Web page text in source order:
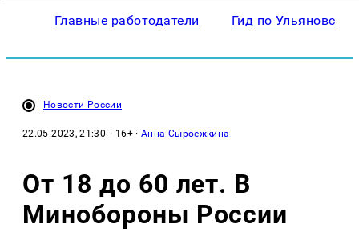
Главные работодатели Гид по Ульяновску
Новости России
22.05.2023, 21:30 · 16+ ·Анна Сыроежкина
От 18 до 60 лет. В
Минобороны России